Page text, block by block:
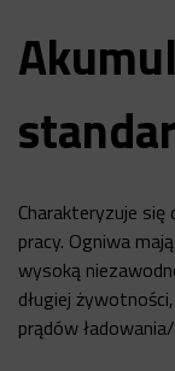
Charakteryzuje
pracy. Ogniwa
wysoką
długiej
prądów